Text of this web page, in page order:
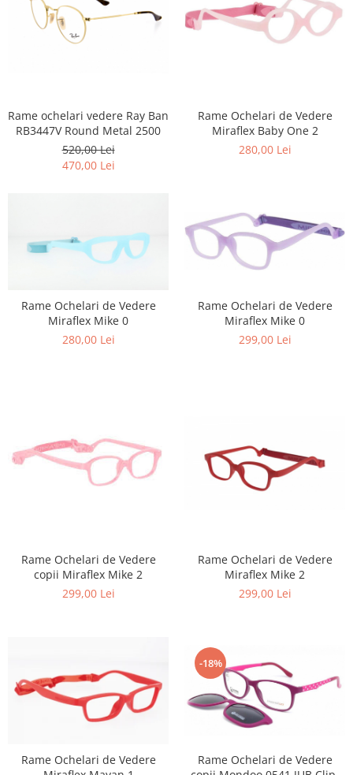
Moonlight
Nina Ricci
Police
Porsche Design
Stepper Titan
Titanflex
Rame ochelari vedere Ray Ban
RB3447V Round Metal 2500
520,00 Lei
470,00 Lei
Rame Ochelari de Vedere
Miraflex Baby One 2
280,00 Lei
Rame Ochelari de Vedere
Miraflex Mike 0
280,00 Lei
Rame Ochelari de Vedere
Miraflex Mike 0
299,00 Lei
Rame Ochelari de Vedere
copii Miraflex Mike 2
299,00 Lei
Rame Ochelari de Vedere
Miraflex Mike 2
299,00 Lei
Rame Ochelari de Vedere
-18%
Rame Ochelari de Vedere